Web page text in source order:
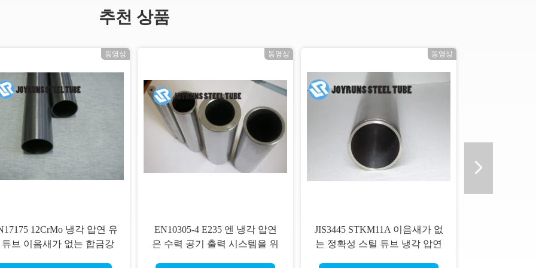
추천 상품
동영상
12CrMo 냉각 압연 유
튜브 이음새가 없는 합금강
동영상
EN10305-4 E235 엔 냉각 압연
은 수력 공기 출력 시스템을 위
동영상
JIS3445 STKM11A 이음새가 없
는 정확성 스틸 튜브 냉각 압연